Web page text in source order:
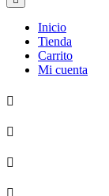
Inicio
Tienda
Carrito
Mi cuenta